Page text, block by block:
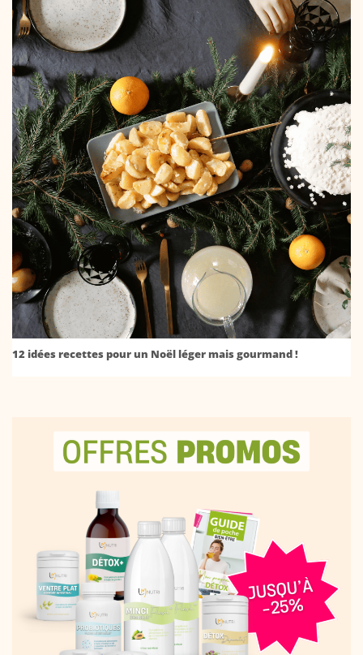
12 idées recettes pour un Noël léger mais gourmand !